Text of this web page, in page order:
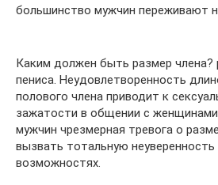
большинство мужчин переживают
Каким должен быть размер
пениса. Неудовлетворенность
полового члена приводит к
зажатости в общении с
мужчин чрезмерная тревога о
вызвать тотальную неуверенность
возможностях.